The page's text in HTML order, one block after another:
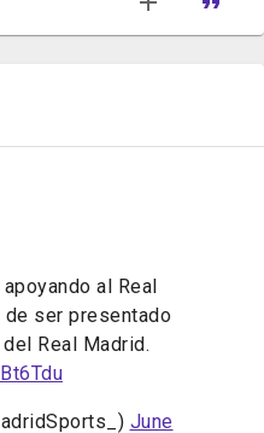
apoyando al Real
ser presentado
Real Madrid.
June